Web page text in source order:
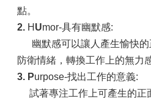
點。
2. H Umor-具有幽默感:
幽默感可以讓人產生愉快
防衛情緒，轉換工作上的無力感
3. Purpose-找出工作的意義:
試著專注工作上可產生的正